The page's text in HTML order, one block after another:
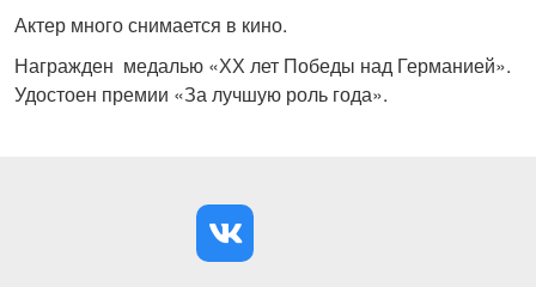
Актер много снимается в кино.
Награжден медалью «ХХ лет Победы над Германией».
Удостоен премии «За лучшую роль года».